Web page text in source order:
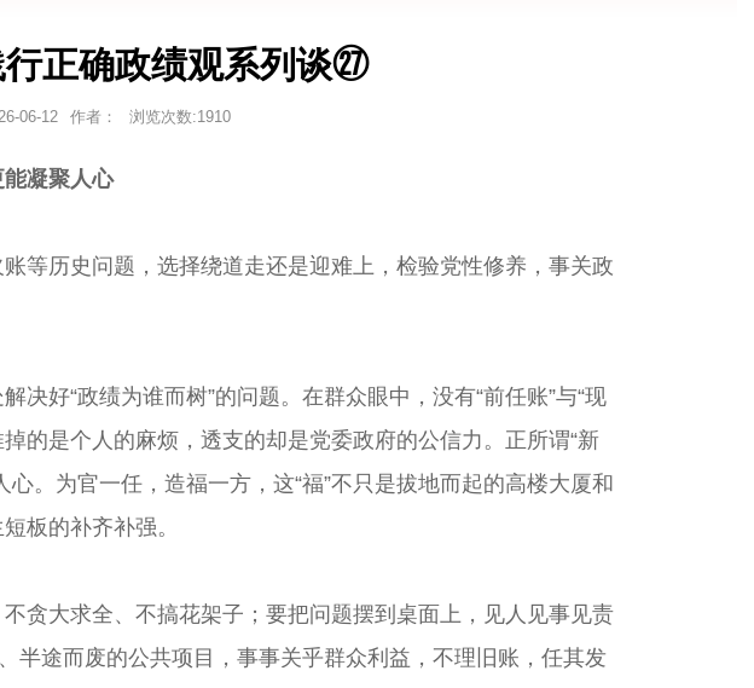
正确政绩观系列谈㉗
06-12 作者： 浏览次数:1910
凝聚人心
历史问题，选择绕道走还是迎难上，检验党性修养，事关政
好“政绩为谁而树”的问题。在群众眼中，没有“前任账”与“现
的是个人的麻烦，透支的却是党委政府的公信力。正所谓“新
。为官一任，造福一方，这“福”不只是拔地而起的高楼大厦和
板的补齐补强。
大求全、不搞花架子；要把问题摆到桌面上，见人见事见责
半途而废的公共项目，事事关乎群众利益，不理旧账，任其发